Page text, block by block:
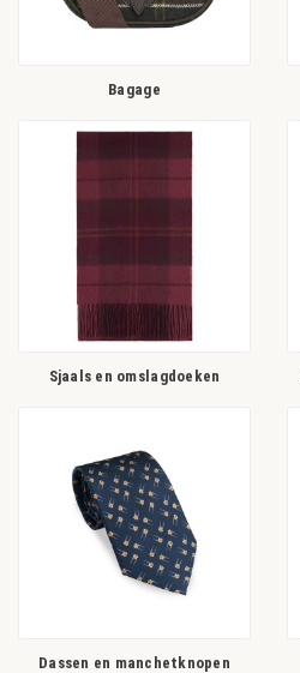
Bagage
Sjaals en omslagdoeken
Dassen en manchetknopen